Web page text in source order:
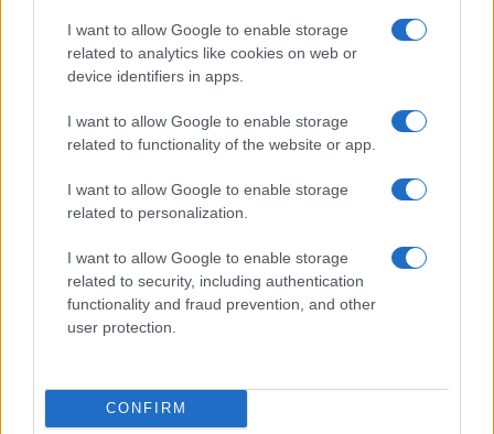
I want to allow Google to enable storage
related to analytics like cookies on web or
device identifiers in apps.
I want to allow Google to enable storage
related to functionality of the website or app.
I want to allow Google to enable storage
related to personalization.
I want to allow Google to enable storage
related to security, including authentication
functionality and fraud prevention, and other
user protection.
CONFIRM
Masacre de Bolonia: el atentado que
conmocionó a Italia en 1980
El 2 de agosto de 1980, una bomba…
CRÓNICA